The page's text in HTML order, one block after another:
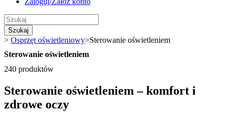
Szukaj
> Osprzęt oświetleniowy>Sterowanie oświetleniem
Sterowanie oświetleniem
240 produktów
Sterowanie oświetleniem – komfort i
zdrowe oczy